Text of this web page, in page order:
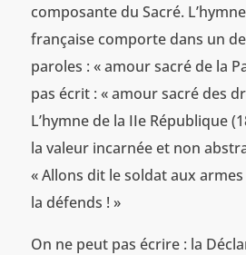
composante du Sacré.
française comporte dans un
paroles : « amour sacré de la
pas écrit : « amour sacré des
L’hymne de la IIe République
la valeur incarnée et non
« Allons dit le soldat aux armes
la défends ! »
On ne peut pas écrire : la